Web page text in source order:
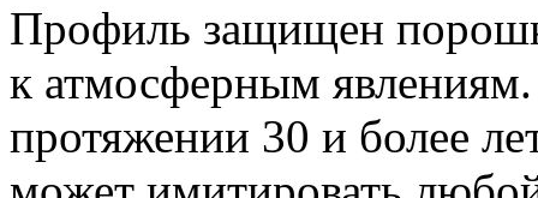
Профиль защищен
к атмосферным
протяжении 30 и более